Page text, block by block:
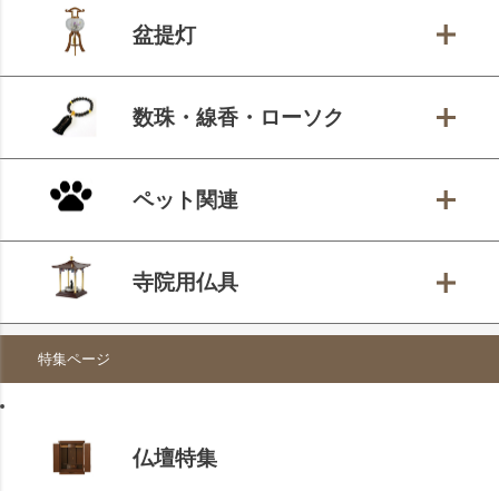
盆提灯
数珠・線香・ローソク
ペット関連
寺院用仏具
特集ページ
仏壇特集